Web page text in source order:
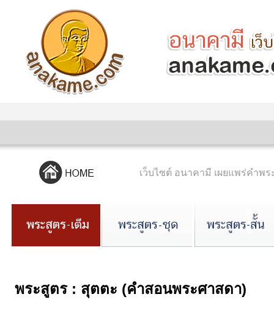
เว็บไซต์ อนาคามี เผยแพร่คำพ
พระสูตร : สุตตะ (คำสอนพระศาสดา)